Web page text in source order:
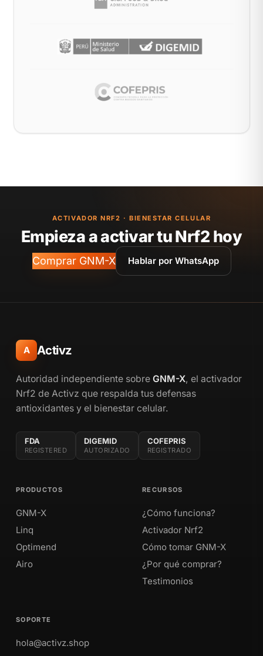
ACTIVADOR NRF2 · BIENESTAR CELULAR
Empieza a activar tu Nrf2 hoy
Comprar GNM-X Hablar por WhatsApp
A Activz
Autoridad independiente sobre GNM-X, el activador
Nrf2 de Activz que respalda tus defensas
antioxidantes y el bienestar celular.
FDA
REGISTERED
DIGEMID
AUTORIZADO
COFEPRIS
REGISTRADO
PRODUCTOS
GNM-X
Linq
Optimend
Airo
RECURSOS
¿Cómo funciona?
Activador Nrf2
Cómo tomar GNM-X
¿Por qué comprar?
Testimonios
SOPORTE
hola@activz.shop